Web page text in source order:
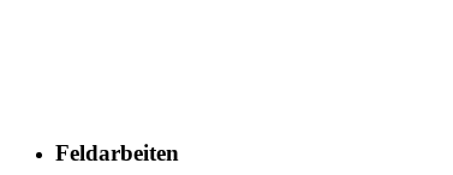
Feldarbeiten